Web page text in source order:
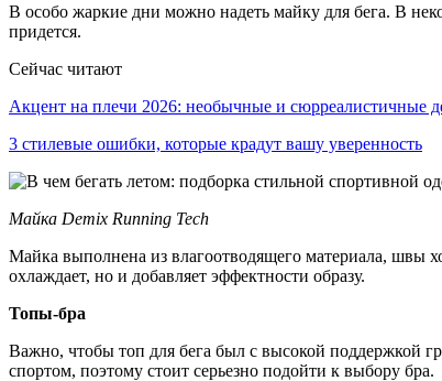
В особо жаркие дни можно надеть майку для бега. В
придется.
Сейчас читают
Акцент на плечи 2026: необычные и сюрреалистичные
3 стилевые ошибки, которые крадут вашу уверенность
Майка Demix Running Tech
Майка выполнена из влагоотводящего материала, швы
охлаждает, но и добавляет эффектности образу.
Топы-бра
Важно, чтобы топ для бега был с высокой поддержкой
спортом, поэтому стоит серьезно подойти к выбору бра.